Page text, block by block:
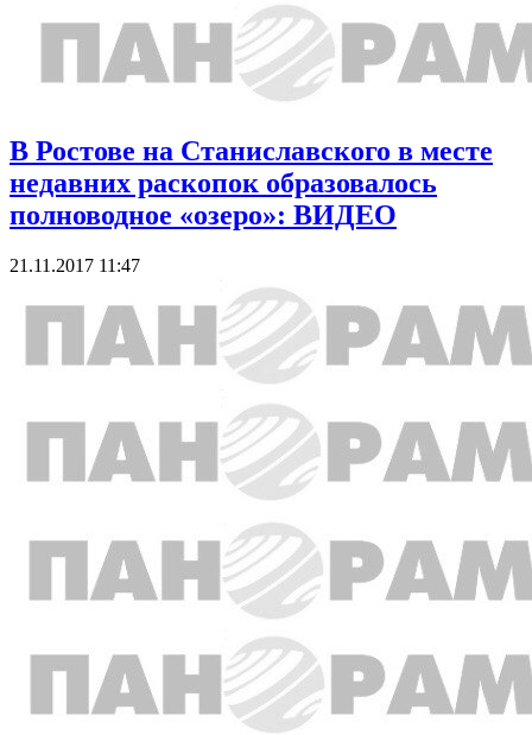
В Ростове на Станиславского в месте
недавних раскопок образовалось
полноводное «озеро»: ВИДЕО
21.11.2017 11:47